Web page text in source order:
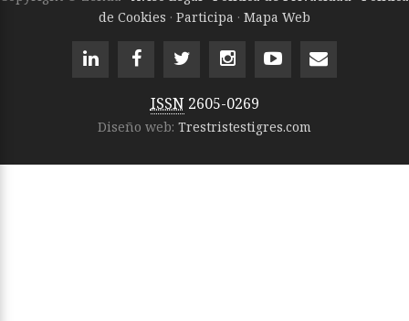
de Cookies · Participa · Mapa Web
ISSN 2605-0269
Diseño web: Trestristestigres.com